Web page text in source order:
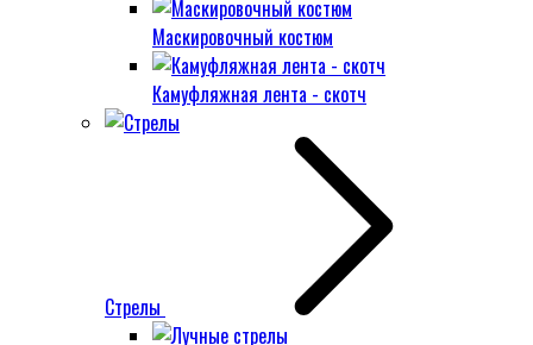
Маскировочный костюм
Камуфляжная лента - скотч
Стрелы